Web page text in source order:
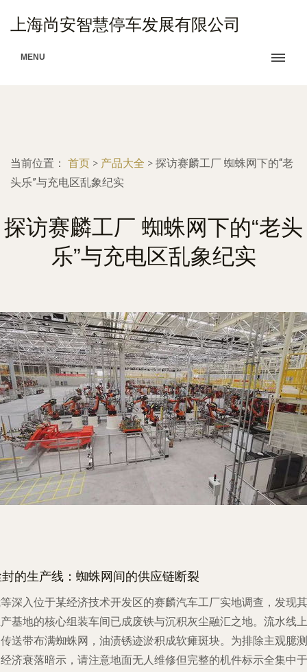
上海尚安智慧停车发展有限公司
MENU
当前位置： 首页 > 产品大全 > 探访赛麟工厂 蜘蛛网下的“老
头乐”与充电区乱象纪实
探访赛麟工厂 蜘蛛网下的“老头
乐”与充电区乱象纪实
的生产线：蜘蛛网间的供应链断裂
深入位于某经济技术开发区的赛麟汽车工厂实地调查，发现其
基地的核心组装车间已成废铁与沉积灰尘融汇之地。流水线上
送带布满蜘蛛网，油渍锈迹淤积成软瘫斑块。为排除主观臆测
济衰落暗示，请注意地面无人维修但完整的机件标示全集中